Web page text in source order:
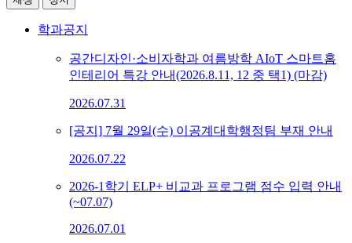
학과공지
공간디자인·소비자학과 여름방학 AIoT 스마트홈
인테리어 특강 안내(2026.8.11, 12 중 택1) (마감)
2026.07.31
[공지] 7월 29일(수) 이공계대학행정팀 부재 안내
2026.07.22
2026-1학기 ELP+ 비교과 프로그램 점수 입력 안내
(~07.07)
2026.07.01